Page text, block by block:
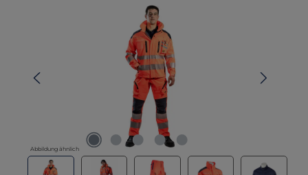
Abbildung ähnlich